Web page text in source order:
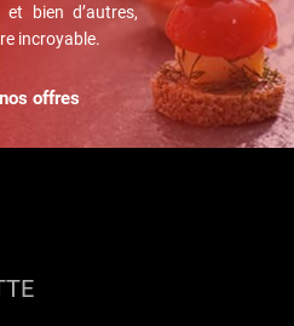
et bien d’autres,
incroyable.
offres